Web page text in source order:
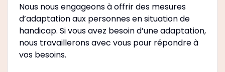
Nous nous engageons à offrir des mesures
d’adaptation aux personnes en situation de
handicap. Si vous avez besoin d’une adaptation,
nous travaillerons avec vous pour répondre à
vos besoins.